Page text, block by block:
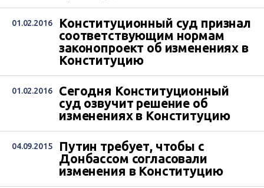
01.02.2016
Конституционный суд признал
соответствующим нормам
законопроект об изменениях в
Конституцию
01.02.2016
Сегодня Конституционный
суд озвучит решение об
изменениях в Конституцию
04.09.2015
Путин требует, чтобы с
Донбассом согласовали
изменения в Конституцию